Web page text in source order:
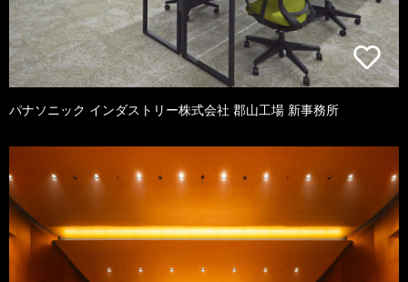
パナソニック インダストリー株式会社 郡山工場 新事務所